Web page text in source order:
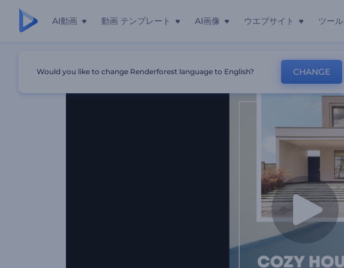
AI動画 動画 テンプレート AI画像 ウエブサイト ツール
Would you like to change Renderforest language to English? CHANGE